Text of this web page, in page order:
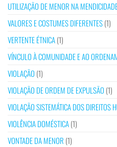
UTILIZAÇÃO DE MENOR NA
VALORES E COSTUMES DIFERENTES(1)
VERTENTE ÉTNICA(1)
VÍNCULO À COMUNIDADE E AO
VIOLAÇÃO (1)
VIOLAÇÃO DE ORDEM DE EXPULSÃO (1)
VIOLAÇÃO SISTEMÁTICA DOS DIREITOS
VIOLÊNCIA DOMÉSTICA(1)
VONTADE DA MENOR (1)